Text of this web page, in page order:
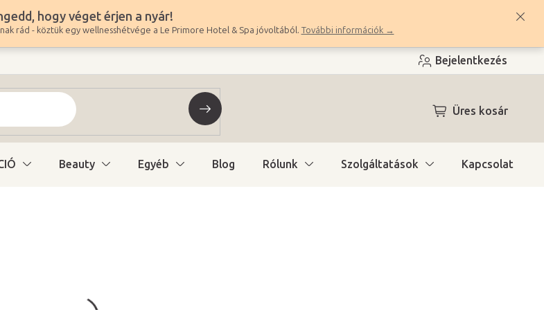
hogy véget érjen a nyár!
rád - köztük egy wellnesshétvége a Le Primore Hotel & Spa jóvoltából. További információk →
Bejelentkezés
KOSÁR
Üres kosár
Beauty Egyéb Blog Rólunk Szolgáltatások Kapcsolat